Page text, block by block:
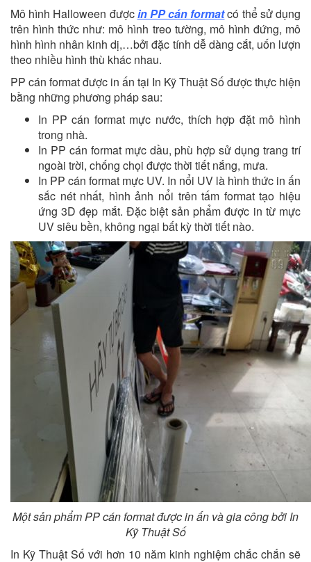
Mô hình Halloween đượcin PP cán formatcó thể sử dụng
trên hình thức như: mô hình treo tường, mô hình đứng, mô
hình hình nhân kinh dị,…bởi đặc tính dễ dàng cắt, uốn lượn
theo nhiều hình thù khác nhau.
PP cán format được in ấn tại In Kỹ Thuật Số được thực hiện
bằng những phương pháp sau:
In PP cán format mực nước, thích hợp đặt mô hình
trong nhà.
In PP cán format mực dầu, phù hợp sử dụng trang trí
ngoài trời, chống chọi được thời tiết nắng, mưa.
In PP cán format mực UV. In nổi UV là hình thức in ấn
sắc nét nhất, hình ảnh nổi trên tấm format tạo hiệu
ứng 3D đẹp mắt. Đặc biệt sản phẩm được in từ mực
UV siêu bền, không ngại bất kỳ thời tiết nào.
Một sản phẩm PP cán format được in ấn và gia công bởi In
Kỹ Thuật Số
In Kỹ Thuật Số với hơn 10 năm kinh nghiệm chắc chắn sẽ